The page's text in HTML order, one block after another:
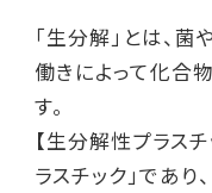
「生分解」とは、
働きによって化合
す。
【生分解性プラス
ラスチック」であ